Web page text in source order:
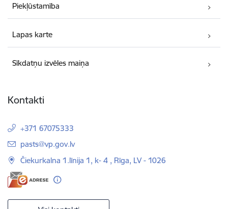
Piekļūstamība
Lapas karte
Sīkdatņu izvēles maiņa
Kontakti
+371 67075333
E-pasts:
pasts@vp.gov.lv
Čiekurkalna 1.līnija 1, k- 4 , Rīga, LV - 1026